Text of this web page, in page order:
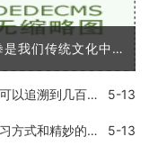
太极拳是我们传统文化中的代表之一，是中国优秀的传统武术之一。太极拳以「浑然一体，动静相成」的理念，将人体全部的活动方式统一在一起，既可以练习身体，又可以练习意志和
太极拳是中国传统武术中的一种，它的起源可以追溯到几百年前。太极拳在中国人的日常生活中非常普遍，许多人通过太极拳的修炼来保持身体健康、平衡情绪、提升内在能量等等。太 5-13
太极拳作为我国传统武术之一，其独特的练习方式和精妙的招式，备受广大武术爱好者所喜爱。太极拳拥有独特的表演形态和技巧，下面来仔细介绍太极拳中的招式。开合开合是太极拳 5-13